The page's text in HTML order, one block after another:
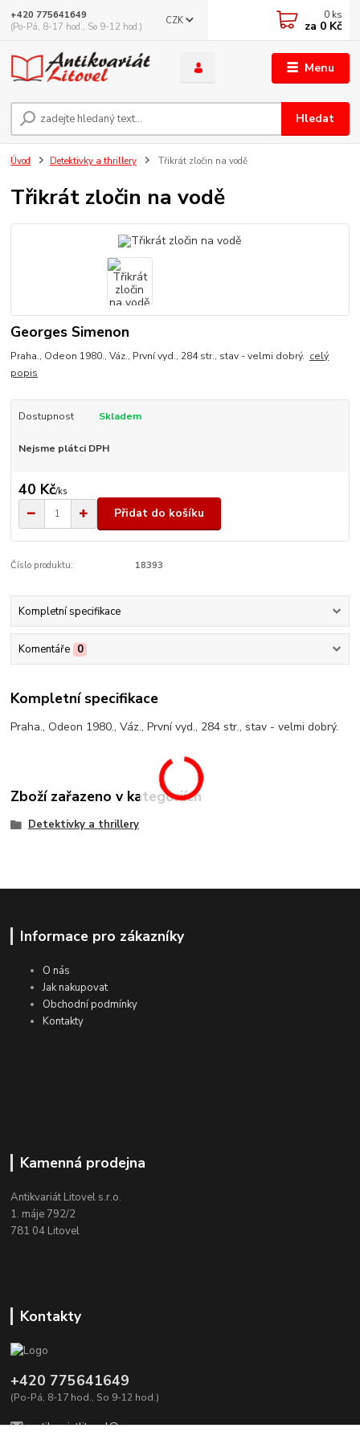
Menu
CZK
Hledat
+420 775641649
(Po-Pá, 8-17 hod., So 9-12 hod.)
0 ks
za 0 Kč
Úvod Detektivky a thrillery Třikrát zločin na vodě
Třikrát zločin na vodě
Georges Simenon
Praha., Odeon 1980., Váz., První vyd., 284 str., stav - velmi dobrý. celý
popis
Dostupnost Skladem
Nejsme plátci DPH
40 Kč/ks
Přidat do košíku
Číslo produktu: 18393
Kompletní specifikace
Komentáře 0
Kompletní specifikace
Praha., Odeon 1980., Váz., První vyd., 284 str., stav - velmi dobrý.
Zboží zařazeno v kategoriích
Detektivky a thrillery
Informace pro zákazníky
O nás
Jak nakupovat
Obchodní podmínky
Kontakty
Kamenná prodejna
Antikvariát Litovel s.r.o.
1. máje 792/2
781 04 Litovel
Kontakty
+420 775641649
(Po-Pá, 8-17 hod., So 9-12 hod.)
antikvariatlitovel@seznam.cz